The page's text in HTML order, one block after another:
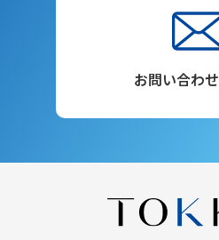
お問い合わせ